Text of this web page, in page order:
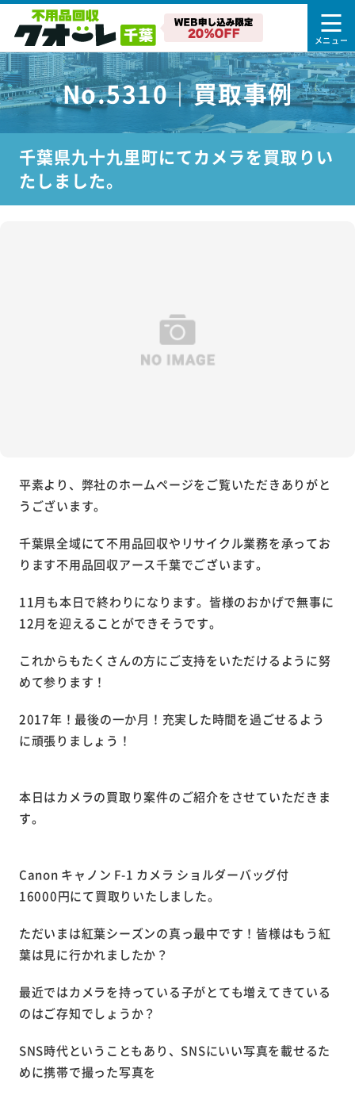
No.5310｜買取事例
千葉県九十九里町にてカメラを買取りい
たしました。
平素より、弊社のホームページをご覧いただきありがと
うございます。
千葉県全域にて不用品回収やリサイクル業務を承ってお
ります不用品回収アース千葉でございます。
11月も本日で終わりになります。皆様のおかげで無事に
12月を迎えることができそうです。
これからもたくさんの方にご支持をいただけるように努
めて参ります！
2017年！最後の一か月！充実した時間を過ごせるよう
に頑張りましょう！
本日はカメラの買取り案件のご紹介をさせていただきま
す。
Canon キャノン F-1 カメラ ショルダーバッグ付
16000円にて買取りいたしました。
ただいまは紅葉シーズンの真っ最中です！皆様はもう紅
葉は見に行かれましたか？
最近ではカメラを持っている子がとても増えてきている
のはご存知でしょうか？
SNS時代ということもあり、SNSにいい写真を載せるた
めに携帯で撮った写真を